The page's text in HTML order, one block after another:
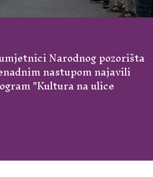
Narodnog pozorišta
nastupom najavili
"Kultura na ulice